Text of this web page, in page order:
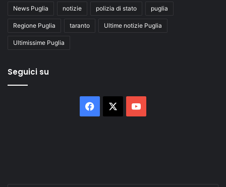
News Puglia notizie polizia di stato puglia
Regione Puglia taranto Ultime notizie Puglia
Ultimissime Puglia
Seguici su
Facebook